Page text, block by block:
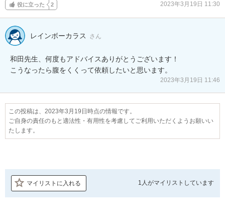
役に立った 2 2023年3月19日 11:30
レインボーカラス さん
和田先生、何度もアドバイスありがとうございます！
2023年3月19日 11:46
この投稿は、2023年3月19日時点の情報です。
ご自身の責任のもと適法性・有用性を考慮してご利用いただくようお願いい
たします。
マイリストに入れる 1人がマイリストしています